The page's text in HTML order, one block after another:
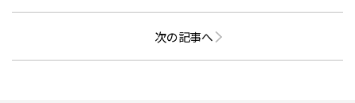
次の記事へ